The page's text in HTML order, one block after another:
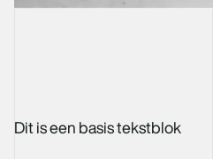
Dit is een basis tekstblok